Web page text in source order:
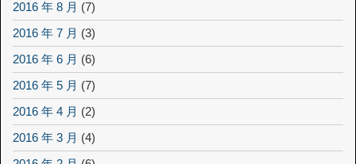
2016 年 8 月 (7)
2016 年 7 月 (3)
2016 年 6 月 (6)
2016 年 5 月 (7)
2016 年 4 月 (2)
2016 年 3 月 (4)